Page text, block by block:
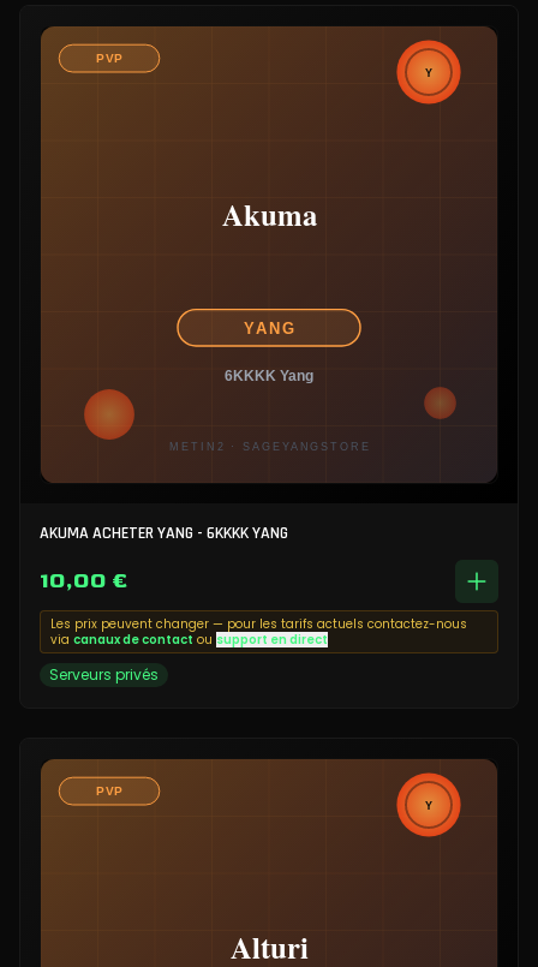
AKUMA ACHETER YANG - 6KKKK YANG
10,00 €
Les prix peuvent changer — pour les tarifs actuels contactez-nous
via canaux de contact ou support en direct
Serveurs privés